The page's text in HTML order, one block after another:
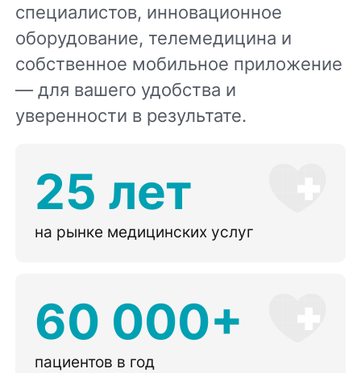
специалистов, инновационное
оборудование, телемедицина и
собственное мобильное приложение
— для вашего удобства и
уверенности в результате.
25 лет
на рынке медицинских услуг
60 000+
пациентов в год